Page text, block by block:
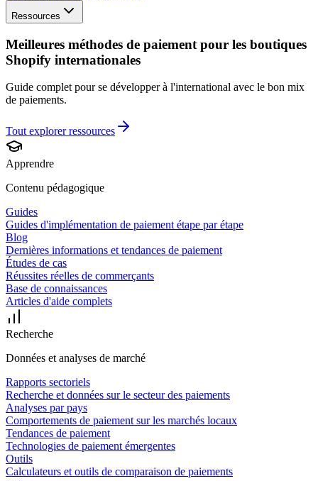
Ressources
Meilleures méthodes de paiement pour les boutiques
Shopify internationales
Guide complet pour se développer à l'international avec le bon mix
de paiements.
Tout explorer ressources
Apprendre
Contenu pédagogique
Guides
Guides d'implémentation de paiement étape par étape
Blog
Dernières informations et tendances de paiement
Études de cas
Réussites réelles de commerçants
Base de connaissances
Articles d'aide complets
Recherche
Données et analyses de marché
Rapports sectoriels
Recherche et données sur le secteur des paiements
Analyses par pays
Comportements de paiement sur les marchés locaux
Tendances de paiement
Technologies de paiement émergentes
Outils
Calculateurs et outils de comparaison de paiements